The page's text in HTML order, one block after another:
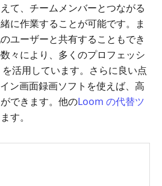
て、チームメンバーとつながる
に作業することが可能です。ま
ユーザーと共有することもでき
々により、多くのプロフェッシ
活用しています。さらに良い点
ン画面録画ソフトを使えば、高
できます。他のLoom の代替ツ
す。